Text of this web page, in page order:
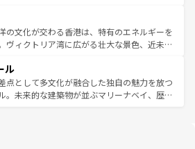
やバインミー、ベトナムコーヒーなどは、ぜ
いたい。どの地域を訪れてもあたたかい人々
えてくれるので、きっと忘れられない旅にな
。
している。北部ではチェンマイなどの山岳地
れ合い、南部ではプーケットやクラビの美し
ゾート気分を楽しむことができる。タイ料理
は一年中温暖で、どの季節にも異なる楽しみ
。親しみやすいタイの人々、仏教を中心とし
て多様な観光資源が、訪れる旅人を魅了し続
の文化が交わる香港は、特有のエネルギーを
ヴィクトリア湾に広がる壮大な景色、近未来
れても感動するはず。観光スポットが密集し
よく見どころを回れるのも魅力。息をのむよ
文化的な体験まで、香港を存分に楽しみ尽く
ル
点として多文化が融合した独自の魅力を放つ
。未来的な建築物が並ぶマリーナベイ、歴史